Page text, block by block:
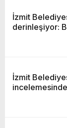
İzmit
derinleşiyor:
İzmit
incelemesinde